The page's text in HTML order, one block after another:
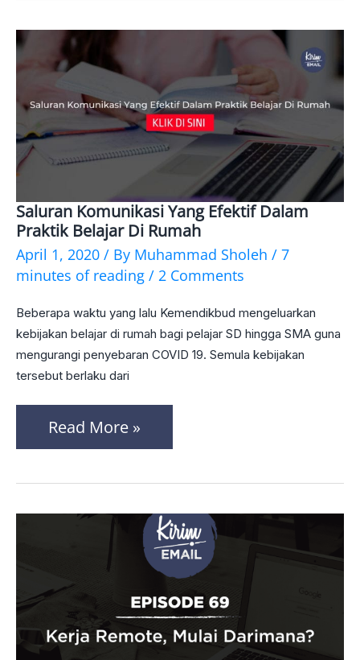
Saluran Komunikasi Yang Efektif Dalam
Praktik Belajar Di Rumah
April 1, 2020 / By Muhammad Sholeh / 7
minutes of reading / 2 Comments
Beberapa waktu yang lalu Kemendikbud mengeluarkan
kebijakan belajar di rumah bagi pelajar SD hingga SMA guna
mengurangi penyebaran COVID 19. Semula kebijakan
tersebut berlaku dari
Saluran
Komunikasi
Yang
Dalam
Praktik
Belajar
Di
Rumah
Read More »